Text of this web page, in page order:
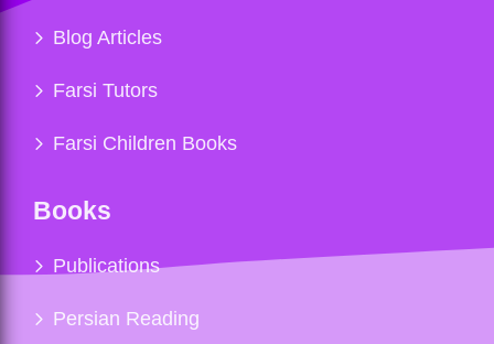
Blog Articles
Farsi Tutors
Farsi Children Books
Books
Publications
Persian Reading